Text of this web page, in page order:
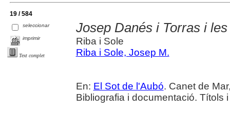
19 / 584
seleccionar
imprimir
Text complet
Josep Danés i Torras i
Riba i Sole
Riba i Sole, Josep M.
En: El Sot de l'Aubó. Canet de
Bibliografia i documentació. Títols